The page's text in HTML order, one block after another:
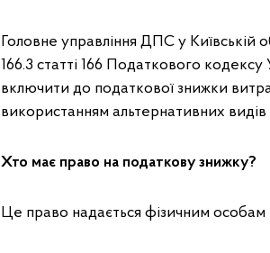
Головне управління ДПС у Київській
166.3 статті 166 Податкового
включити до податкової знижки
використанням альтернативних видів
Хто має право на податкову знижку?
Це право надається фізичним особам